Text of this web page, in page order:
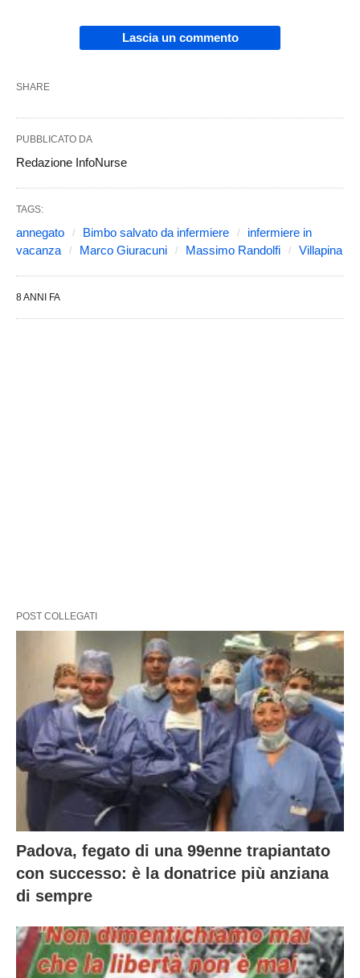
Lascia un commento
SHARE
PUBBLICATO DA
Redazione InfoNurse
TAGS:
annegato Bimbo salvato da infermiere
infermiere in
vacanza
Marco Giuracuni Massimo Randolfi Villapina
8 ANNI FA
POST COLLEGATI
Padova, fegato di una 99enne trapiantato
con successo: è la donatrice più anziana
di sempre